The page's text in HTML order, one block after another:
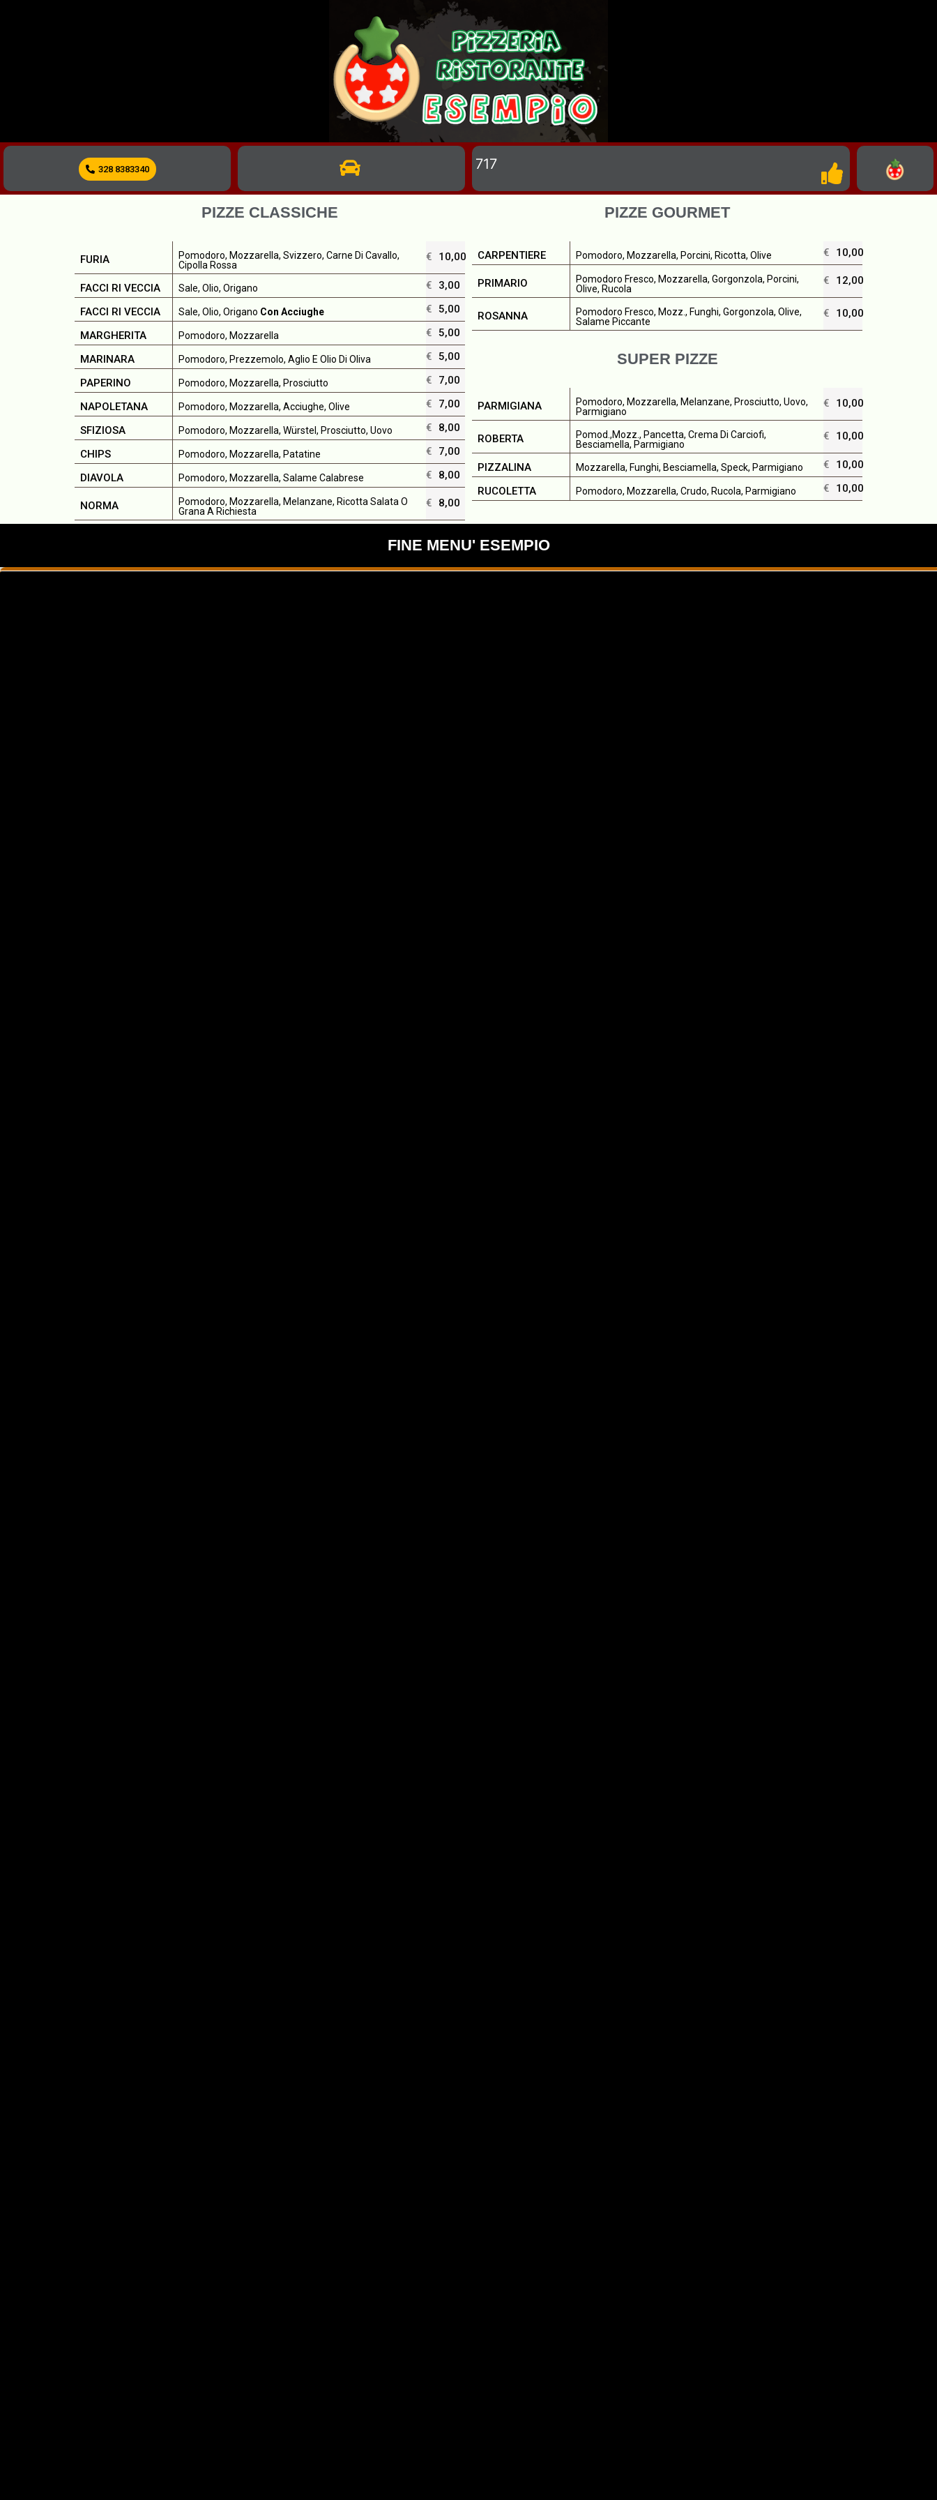
328 8383340 717
PIZZE CLASSICHE
FURIA
Pomodoro, Mozzarella, Svizzero, Carne Di Cavallo,
Cipolla Rossa
€ 10,00
FACCI RI VECCIA Sale, Olio, Origano € 3,00
FACCI RI VECCIA Sale, Olio, Origano Con Acciughe € 5,00
MARGHERITA Pomodoro, Mozzarella € 5,00
MARINARA Pomodoro, Prezzemolo, Aglio E Olio Di Oliva € 5,00
PAPERINO Pomodoro, Mozzarella, Prosciutto € 7,00
NAPOLETANA Pomodoro, Mozzarella, Acciughe, Olive € 7,00
SFIZIOSA Pomodoro, Mozzarella, Würstel, Prosciutto, Uovo € 8,00
CHIPS Pomodoro, Mozzarella, Patatine € 7,00
DIAVOLA Pomodoro, Mozzarella, Salame Calabrese € 8,00
NORMA
Pomodoro, Mozzarella, Melanzane, Ricotta Salata O
Grana A Richiesta
€ 8,00
PIZZE GOURMET
CARPENTIERE Pomodoro, Mozzarella, Porcini, Ricotta, Olive € 10,00
PRIMARIO
Pomodoro Fresco, Mozzarella, Gorgonzola, Porcini,
Olive, Rucola
€ 12,00
ROSANNA
Pomodoro Fresco, Mozz., Funghi, Gorgonzola, Olive,
Salame Piccante
€ 10,00
SUPER PIZZE
PARMIGIANA
Pomodoro, Mozzarella, Melanzane, Prosciutto, Uovo,
Parmigiano
€ 10,00
ROBERTA
Pomod.,mozz., Pancetta, Crema Di Carciofi,
Besciamella, Parmigiano
€ 10,00
PIZZALINA Mozzarella, Funghi, Besciamella, Speck, Parmigiano € 10,00
RUCOLETTA Pomodoro, Mozzarella, Crudo, Rucola, Parmigiano € 10,00
FINE MENU' ESEMPIO